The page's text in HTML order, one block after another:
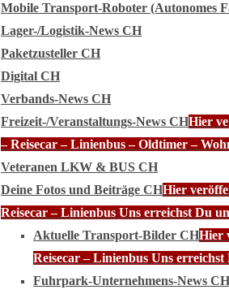
Mobile Transport-Roboter (Autonomes
Lager-/Logistik-News CH
Paketzusteller CH
Digital CH
Verbands-News CH
Freizeit-/Veranstaltungs-News CHHier
– Reisecar – Linienbus – Oldtimer –
Veteranen LKW & BUS CH
Deine Fotos und Beiträge CHHier
Reisecar – Linienbus Uns erreichst Du
Aktuelle Transport-Bilder CHHier
Reisecar – Linienbus Uns
Fuhrpark-Unternehmens-News CH